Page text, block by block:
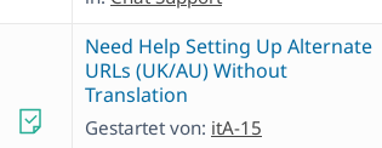
Need Help Setting Up Alternate
URLs (UK/AU) Without
Translation
Gestartet von: itA-15